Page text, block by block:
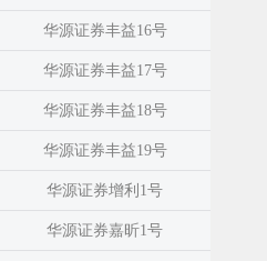
华源证券丰益16号
华源证券丰益17号
华源证券丰益18号
华源证券丰益19号
华源证券增利1号
华源证券嘉昕1号